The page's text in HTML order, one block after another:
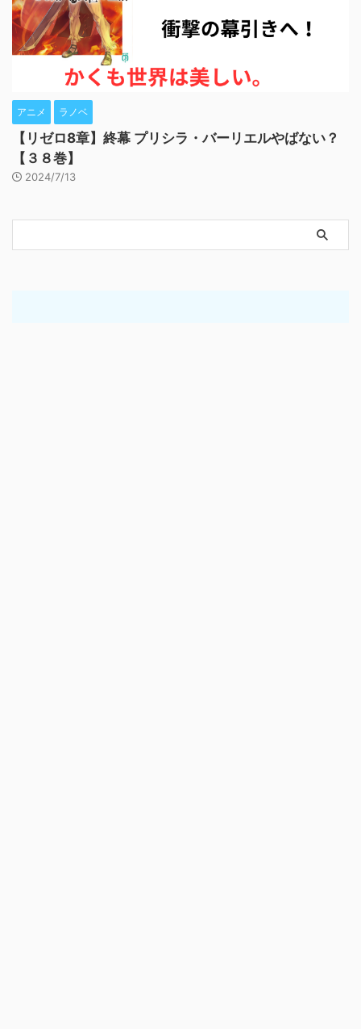
アニメ ラノベ
【リゼロ8章】終幕 プリシラ・バーリエルやばない？
【３８巻】
2024/7/13